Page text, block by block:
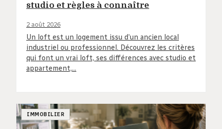
studio et règles à connaître
2 août 2026
Un loft est un logement issu d’un ancien local
industriel ou professionnel. Découvrez les critères
qui font un vrai loft, ses différences avec studio et
appartement,…
IMMOBILIER